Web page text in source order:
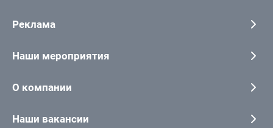
Реклама
Наши мероприятия
О компании
Наши вакансии